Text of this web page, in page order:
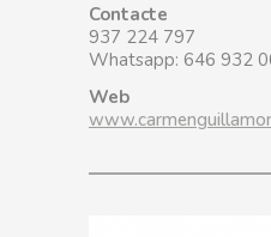
Contacte
937 224 797
Whatsapp: 646 932
Web